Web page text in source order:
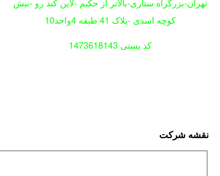
کوچه اسدی -پلاک 41 طبقه 4واحد10
کد پستی 1473618143
شرکت